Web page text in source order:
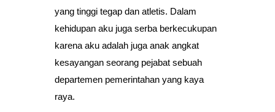
yang tinggi tegap dan atletis. Dalam
kehidupan aku juga serba berkecukupan
karena aku adalah juga anak angkat
kesayangan seorang pejabat sebuah
departemen pemerintahan yang kaya
raya.